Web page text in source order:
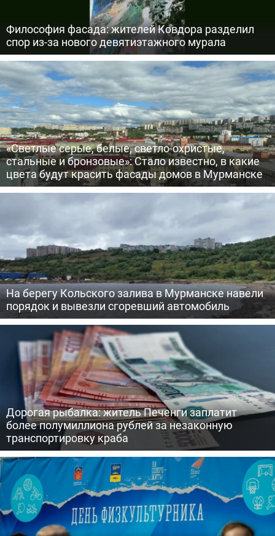
Философия фасада: жителей Ковдора разделил
спор из-за нового девятиэтажного мурала
«Светлые серые, белые, светло-охристые,
стальные и бронзовые»: Стало известно, в какие
цвета будут красить фасады домов в Мурманске
На берегу Кольского залива в Мурманске навели
порядок и вывезли сгоревший автомобиль
Дорогая рыбалка: житель Печенги заплатит
более полумиллиона рублей за незаконную
транспортировку краба